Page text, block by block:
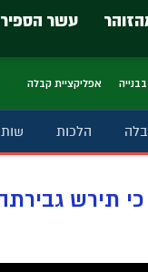
עשר
בבנייה אפליקציית קבלה
הלכות
תירש